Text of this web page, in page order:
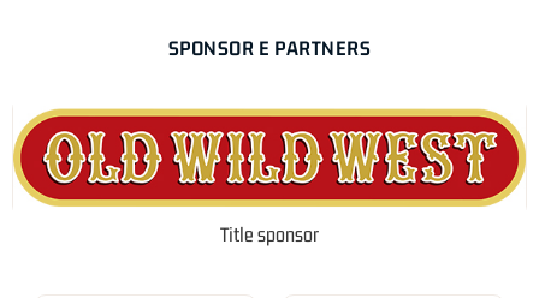
SPONSOR E PARTNERS
Title sponsor